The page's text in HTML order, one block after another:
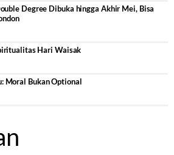
Degree Dibuka hingga Akhir Mei, Bisa
Hari Waisak
Moral Bukan Optional